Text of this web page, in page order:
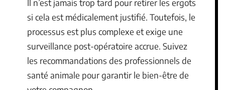
Il n’est jamais trop tard pour retirer les ergots
si cela est médicalement justifié. Toutefois, le
processus est plus complexe et exige une
surveillance post-opératoire accrue. Suivez
les recommandations des professionnels de
santé animale pour garantir le bien-être de